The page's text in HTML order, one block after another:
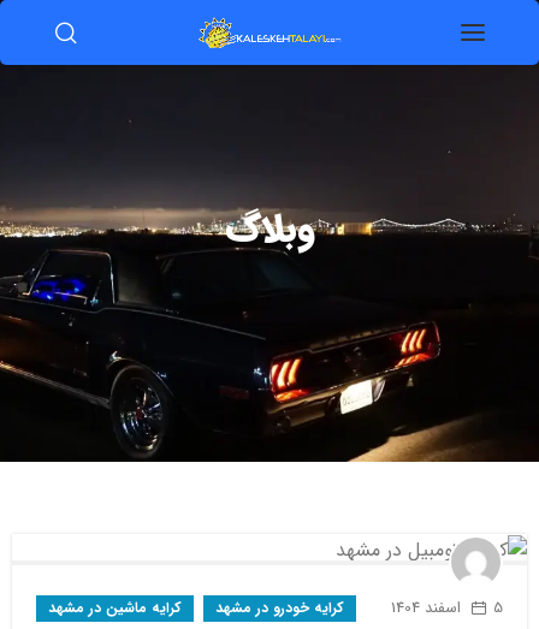
وبلاگ
5 اسفند 1404 کرایه خودرو در مشهد کرایه ماشین در مشهد